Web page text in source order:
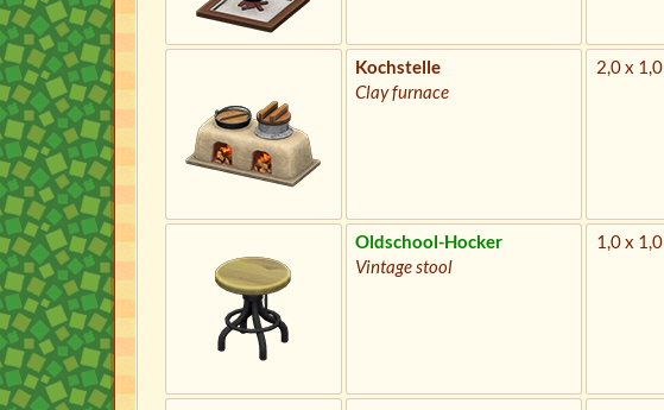
Kochstelle
Clay furnace
2,0 x 1,0
Oldschool-Hocker
Vintage stool
1,0 x 1,0